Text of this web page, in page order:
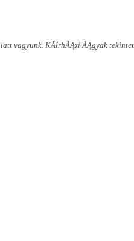
vagyunk. KĂłrhĂĄzi ĂĄgyak